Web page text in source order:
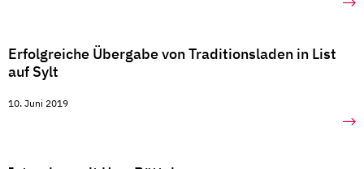
Erfolgreiche Übergabe von Traditionsladen in List
auf Sylt
10. Juni 2019